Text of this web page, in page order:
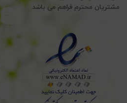
مشتریان محترم فراهم می باشد.